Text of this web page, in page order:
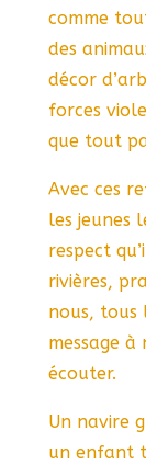
comme
des
décor
forces
que tout
Avec ces
les jeunes
respect
rivières,
nous, tous
message
écouter.
Un navire
un enfant